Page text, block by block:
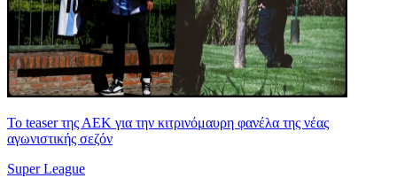
Το teaser της ΑΕΚ για την κιτρινόμαυρη φανέλα της νέας
αγωνιστικής σεζόν
Super League